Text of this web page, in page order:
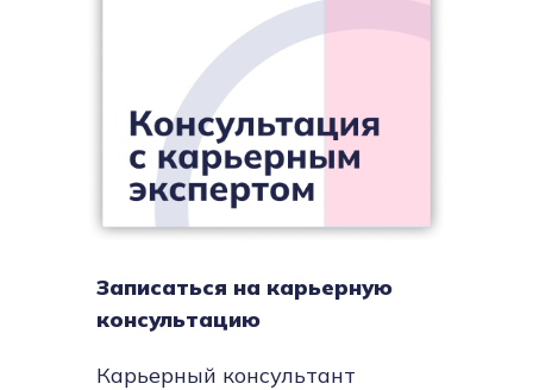
Карьерный консультант
Записаться на карьерную
консультацию